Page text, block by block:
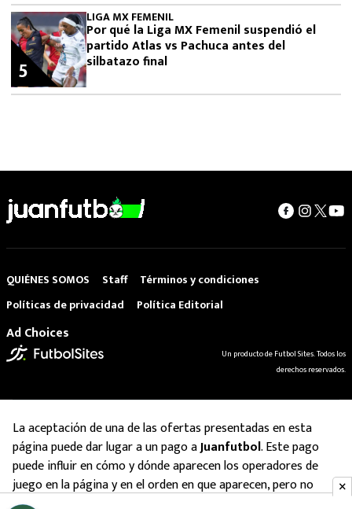
LIGA MX FEMENIL
Por qué la Liga MX Femenil suspendió el
partido Atlas vs Pachuca antes del
silbatazo final
5
QUIÉNES SOMOS Staff
Términos y condiciones
Políticas de privacidad
Política Editorial
Ad Choices
Un producto de Futbol Sites. Todos los
derechos reservados.
La aceptación de una de las ofertas presentadas en esta
página puede dar lugar a un pago aJuanfutbol. Este pago
puede influir en cómo y dónde aparecen los operadores de
juego en la página y en el orden en que aparecen, pero no
influye en nuestras evaluaciones.